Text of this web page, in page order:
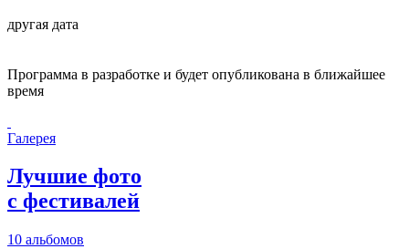
другая дата
Программа в разработке и будет опубликована в ближайшее
время
Галерея
Лучшие фото
с фестивалей
10 альбомов